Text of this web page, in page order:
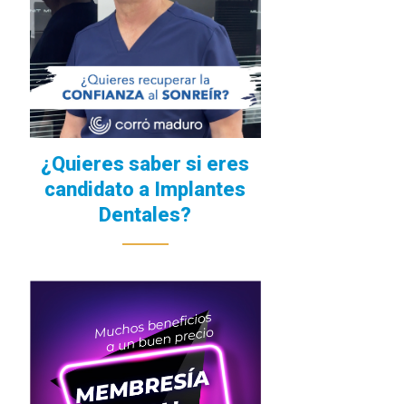
¿Quieres saber si eres
candidato a Implantes
Dentales?